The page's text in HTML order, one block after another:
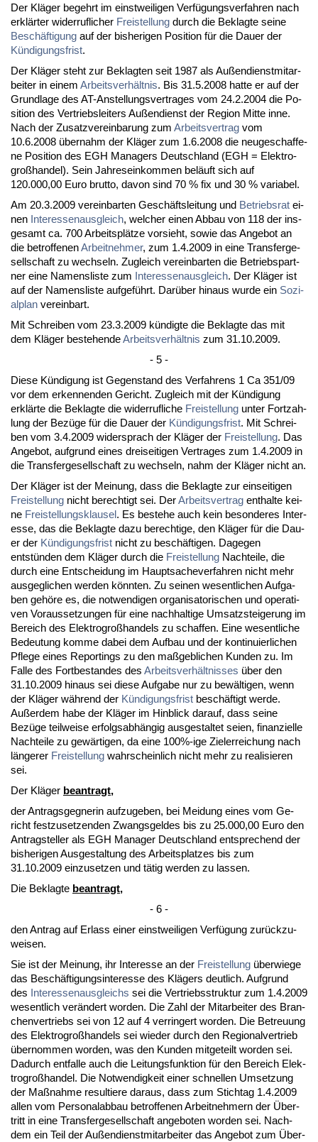
Der Kläger be­gehrt im einst­wei­li­gen Verfügungs­ver­fah­ren nach
erklärter wi­der­ruf­li­cher Frei­stel­lung durch die Be­klag­te sei­ne
Beschäfti­gung auf der bis­he­ri­gen Po­si­ti­on für die Dau­er der
Kündi­gungs­frist.
Der Kläger steht zur Be­klag­ten seit 1987 als Außen­dienst­mit­ar­
bei­ter in ei­nem Ar­beits­verhält­nis. Bis 31.5.2008 hat­te er auf der
Grund­la­ge des AT-An­stel­lungs­ver­tra­ges vom 24.2.2004 die Po­
si­ti­on des Ver­triebs­lei­ters Außen­dienst der Re­gi­on Mit­te in­ne.
Nach der Zu­satz­ver­ein­ba­rung zum Ar­beits­ver­trag vom
10.6.2008 über­nahm der Kläger zum 1.6.2008 die neu­ge­schaf­fe­
ne Po­si­ti­on des EGH Ma­na­gers Deutsch­land (EGH = Elek­tro­
großhan­del). Sein Jah­res­ein­kom­men beläuft sich auf
120.000,00 Eu­ro brut­to, da­von sind 70 % fix und 30 % va­ria­bel.
Am 20.3.2009 ver­ein­bar­ten Geschäfts­lei­tung und Be­triebs­rat ei­
nen In­ter­es­sen­aus­gleich, wel­cher ei­nen Ab­bau von 118 der ins­
ge­samt ca. 700 Ar­beitsplätze vor­sieht, so­wie das An­ge­bot an
die be­trof­fe­nenAr­beit­neh­mer, zum 1.4.2009 in ei­ne Trans­fer­ge­
sell­schaft zu wech­seln. Zu­gleich ver­ein­bar­ten die Be­triebs­part­
ner ei­ne Na­mens­lis­te zum In­ter­es­sen­aus­gleich. Der Kläger ist
auf der Na­mens­lis­te auf­geführt. Darüber hin­aus wur­de ein So­zi­
al­plan ver­ein­bart.
Mit Schrei­ben vom 23.3.2009 kündig­te die Be­klag­te das mit
dem Kläger be­ste­hen­deAr­beits­verhält­nis zum 31.10.2009.
- 5 -
Die­se Kündi­gung ist Ge­gen­stand des Ver­fah­rens 1 Ca 351/09
vor dem er­ken­nen­den Ge­richt. Zu­gleich mit der Kündi­gung
erklärte die Be­klag­te die wi­der­ruf­li­che Frei­stel­lung un­ter Fort­zah­
lung der Bezüge für die Dau­er der Kündi­gungs­frist. Mit Schrei­
ben vom 3.4.2009 wi­der­sprach der Kläger der Frei­stel­lung. Das
An­ge­bot, auf­grund ei­nes drei­sei­ti­gen Ver­tra­ges zum 1.4.2009 in
die Trans­fer­ge­sell­schaft zu wech­seln, nahm der Kläger nicht an.
Der Kläger ist der Mei­nung, dass die Be­klag­te zur ein­sei­ti­gen
Frei­stel­lung nicht be­rech­tigt sei. DerAr­beits­ver­trag ent­hal­te kei­
ne Frei­stel­lungs­klau­sel. Es be­ste­he auch kein be­son­de­res In­ter­
es­se, das die Be­klag­te da­zu be­rech­ti­ge, den Kläger für die Dau­
er der Kündi­gungs­frist nicht zu beschäfti­gen. Da­ge­gen
entstünden dem Kläger durch die Frei­stel­lung Nach­tei­le, die
durch ei­ne Ent­schei­dung im Haupt­sa­che­ver­fah­ren nicht mehr
aus­ge­gli­chen wer­den könn­ten. Zu sei­nen we­sent­li­chen Auf­ga­
ben gehöre es, die not­wen­di­gen or­ga­ni­sa­to­ri­schen und ope­ra­ti­
ven Vor­aus­set­zun­gen für ei­ne nach­hal­ti­ge Um­satz­stei­ge­rung im
Be­reich des Elek­tro­großhan­dels zu schaf­fen. Ei­ne we­sent­li­che
Be­deu­tung kom­me da­bei dem Auf­bau und der kon­ti­nu­ier­li­chen
Pfle­ge ei­nes Re­portings zu den maßgeb­li­chen Kun­den zu. Im
Fal­le des Fort­be­stan­des des Ar­beits­verhält­nis­ses über den
31.10.2009 hin­aus sei die­se Auf­ga­be nur zu bewälti­gen, wenn
der Kläger während der Kündi­gungs­frist beschäftigt wer­de.
Außer­dem ha­be der Kläger im Hin­blick dar­auf, dass sei­ne
Bezüge teil­wei­se er­folgs­abhängig aus­ge­stal­tet sei­en, fi­nan­zi­el­le
Nach­tei­le zu gewärti­gen, da ei­ne 100%-ige Ziel­er­rei­chung nach
länge­rer Frei­stel­lung wahr­schein­lich nicht mehr zu rea­li­sie­ren
sei.
Der Kläger be­an­tragt,
der An­trags­geg­ne­rin auf­zu­ge­ben, bei Mei­dung ei­nes vom Ge­
richt fest­zu­set­zen­den Zwangs­gel­des bis zu 25.000,00 Eu­ro den
An­trag­stel­ler als EGH Ma­na­ger Deutsch­land ent­spre­chend der
bis­he­ri­gen Aus­ge­stal­tung des Ar­beits­plat­zes bis zum
31.10.2009 ein­zu­set­zen und tätig wer­den zu las­sen.
Die Be­klag­te be­an­tragt,
- 6 -
den An­trag auf Er­lass ei­ner einst­wei­li­gen Verfügung zurück­zu­
wei­sen.
Sie ist der Mei­nung, ihr In­ter­es­se an der Frei­stel­lung über­wie­ge
das Beschäfti­gungs­in­ter­es­se des Klägers deut­lich. Auf­grund
des In­ter­es­sen­aus­gleichs sei die Ver­triebs­struk­tur zum 1.4.2009
we­sent­lich verändert wor­den. Die Zahl der Mit­ar­bei­ter des Bran­
chen­ver­triebs sei von 12 auf 4 ver­rin­gert wor­den. Die Be­treu­ung
des Elek­tro­großhan­dels sei wie­der durch den Re­gio­nal­ver­trieb
über­nom­men wor­den, was den Kun­den mit­ge­teilt wor­den sei.
Da­durch ent­fal­le auch die Lei­tungs­funk­ti­on für den Be­reich Elek­
tro­großhan­del. Die Not­wen­dig­keit ei­ner schnel­len Um­set­zung
der Maßnah­me re­sul­tie­re dar­aus, dass zum Stich­tag 1.4.2009
al­len vom Per­so­nal­ab­bau be­trof­fe­nen Ar­beit­neh­mern der Über­
tritt in ei­ne Trans­fer­ge­sell­schaft an­ge­bo­ten wor­den sei. Nach­
dem ein Teil der Außen­dienst­mit­ar­bei­ter das An­ge­bot zum Über­